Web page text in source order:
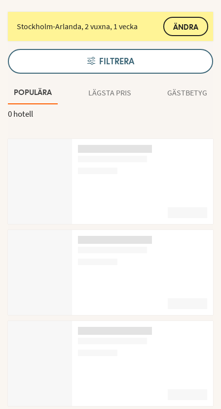
Stockholm-Arlanda, 2 vuxna, 1 vecka ÄNDRA
FILTRERA
POPULÄRA LÄGSTA PRIS GÄSTBETYG
0 hotell